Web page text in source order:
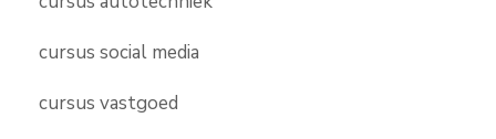
cursus social media
cursus vastgoed